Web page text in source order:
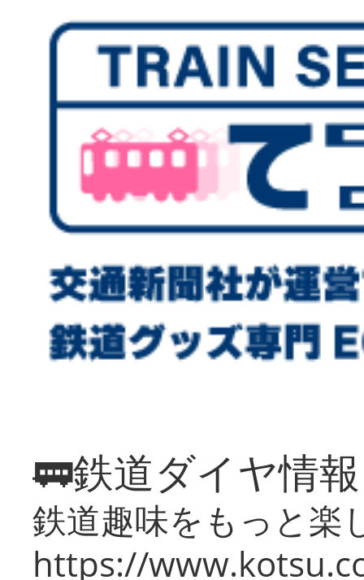
🚃鉄道ダイヤ情
鉄道趣味をもっと楽
https://